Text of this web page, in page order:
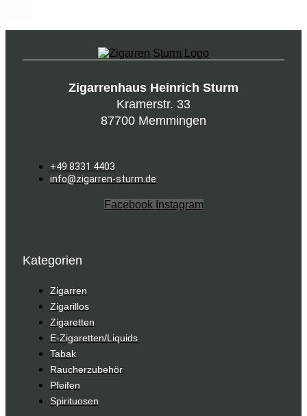
Zigarrenhaus Heinrich Sturm
Kramerstr. 33
87700 Memmingen
+49 8331 4403
info@zigarren-sturm.de
Facebook Instagram
Kategorien
Zigarren
Zigarillos
Zigaretten
E-Zigaretten/Liquids
Tabak
Raucherzubehör
Pfeifen
Spirituosen